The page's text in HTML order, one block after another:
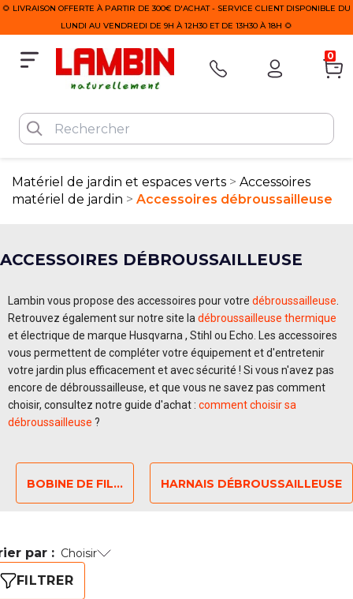
🌻 LIVRAISON OFFERTE À PARTIR DE 300€ D'ACHAT - SERVICE CLIENT DISPONIBLE DU
LUNDI AU VENDREDI DE 9H À 12H30 ET DE 13H30 À 18H 🌻
0
Matériel de jardin et espaces verts
Accessoires
matériel de jardin
Accessoires débroussailleuse
ACCESSOIRES DÉBROUSSAILLEUSE
Lambin vous propose des accessoires pour votre débroussailleuse
Retrouvez également sur notre site la débroussailleuse thermique
et électrique de marque Husqvarna , Stihl ou Echo. Les accessoires
vous permettent de compléter votre équipement et d'entretenir
votre jardin plus efficacement et avec sécurité ! Si vous n'avez pas
encore de débroussailleuse, et que vous ne savez pas comment
choisir, consultez notre guide d'achat : comment choisir sa
débroussailleuse ?
BOBINE DE FIL... HARNAIS DÉBROUSSAILLEUSE
par : Choisir
FILTRER